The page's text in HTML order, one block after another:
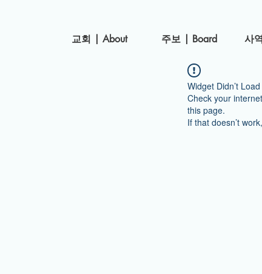
​교회 | About 주보 | Board 사
Widget Didn’t Load
Check your
this page.
If that doesn’t